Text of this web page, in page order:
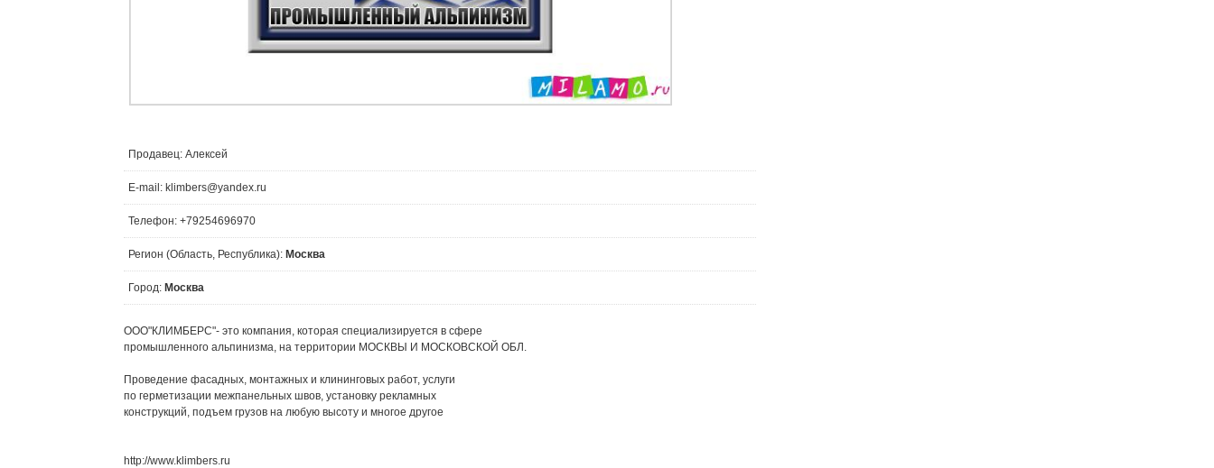
Продавец: Алексей
E-mail: klimbers@yandex.ru
Телефон: +79254696970
Регион (Область, Республика): Москва
Город: Москва
ООО"КЛИМБЕРС"- это компания, которая специализируется в сфере
промышленного альпинизма, на территории МОСКВЫ И МОСКОВСКОЙ ОБЛ.
Проведение фасадных, монтажных и клининговых работ, услуги
по герметизации межпанельных швов, установку рекламных
конструкций, подъем грузов на любую высоту и многое другое
http://www.klimbers.ru